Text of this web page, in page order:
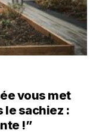
vous met
le sachiez :
!”